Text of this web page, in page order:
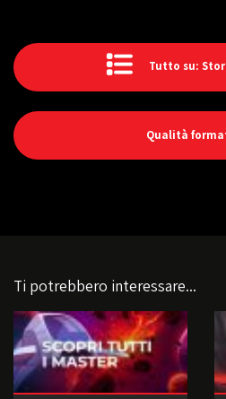
Tutto su:
Qualità
Ti potrebbero interessare...